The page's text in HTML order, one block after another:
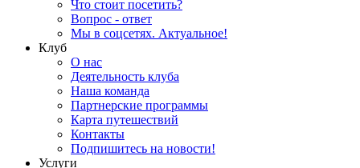
Что стоит посетить?
Вопрос - ответ
Мы в соцсетях. Актуальное!
Клуб
О нас
Деятельность клуба
Наша команда
Партнерские программы
Карта путешествий
Контакты
Подпишитесь на новости!
Услуги